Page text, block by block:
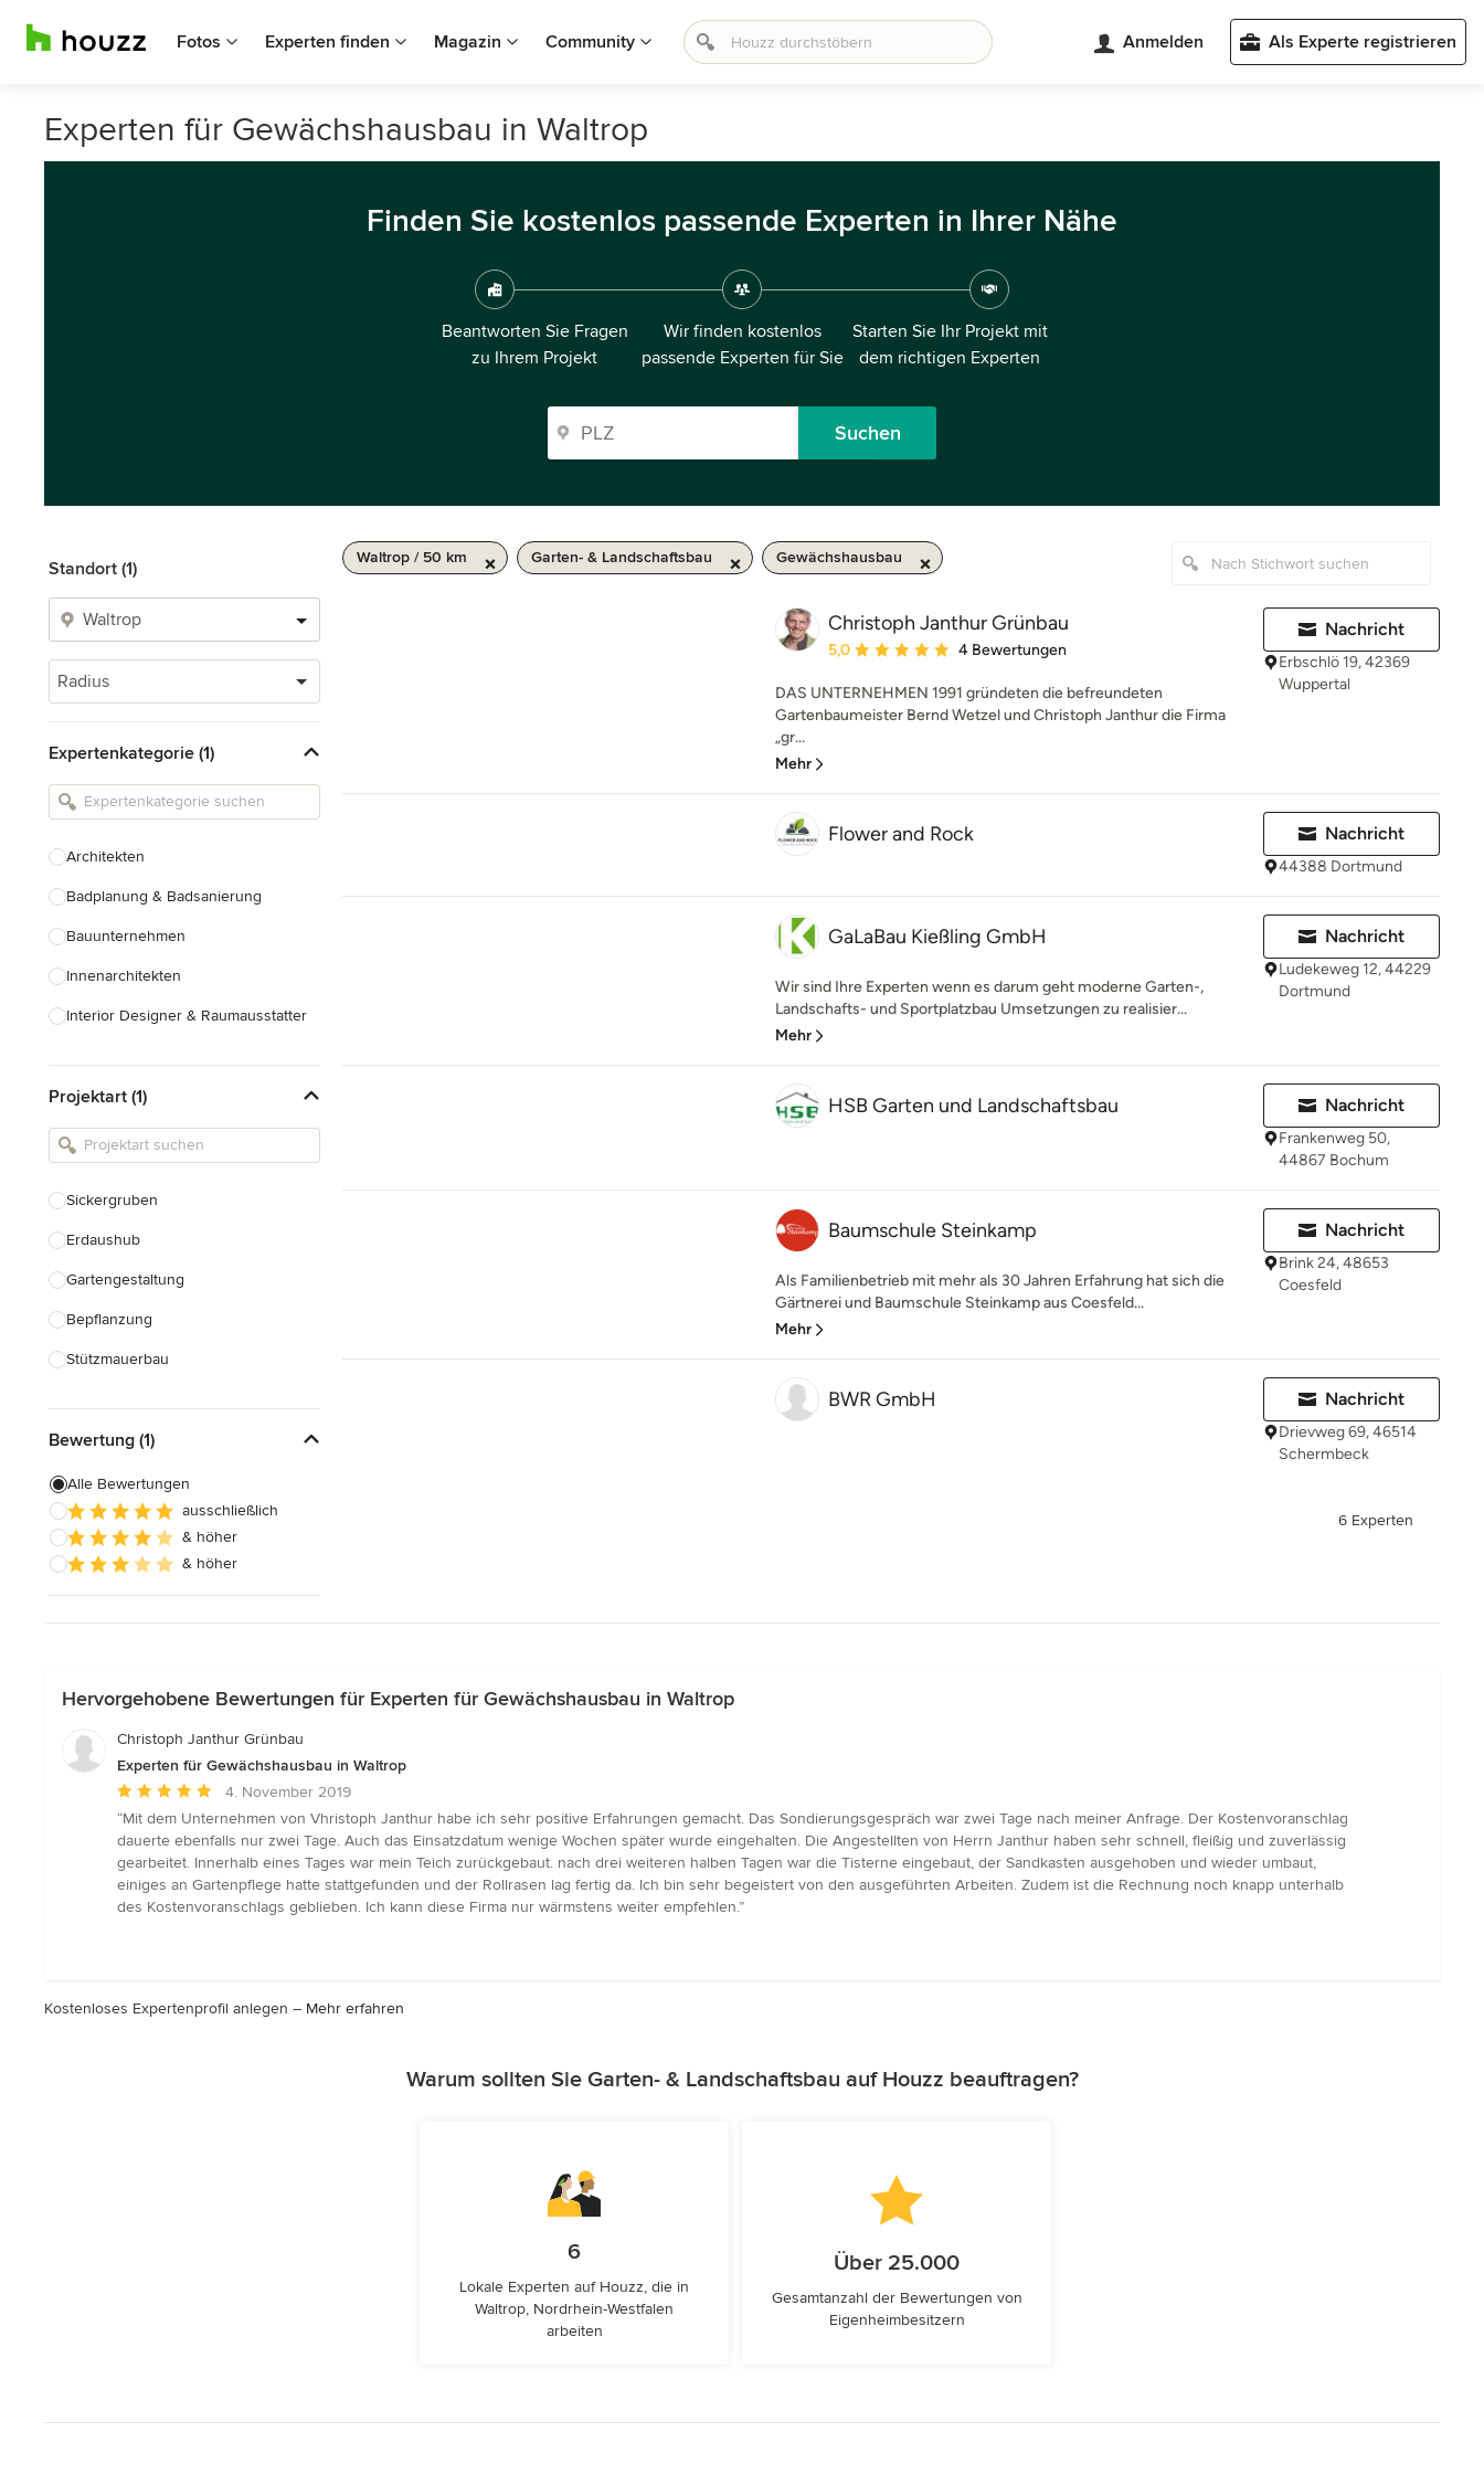
Fotos Experten finden Magazin Community Anmelden Als Experte registrieren
Experten für Gewächshausbau in Waltrop
Finden Sie kostenlos passende Experten in Ihrer Nähe
Beantworten Sie Fragen
zu Ihrem Projekt
Wir finden kostenlos
passende Experten für Sie
Starten Sie Ihr Projekt mit
dem richtigen Experten
Suchen
Standort (1)
Radius
Expertenkategorie (1)
Architekten
Badplanung & Badsanierung
Bauunternehmen
Innenarchitekten
Interior Designer & Raumausstatter
Landschaftsarchitekten
Armaturen & Sanitärbedarf
Einbauschränke
Projektart (1)
Sickergruben
Erdaushub
Gartengestaltung
Bepflanzung
Stützmauerbau
Gewächshausbau
Teichbau
Alle anzeigen
Bewertung (1)
Alle Bewertungen
ausschließlich
& höher
& höher
Waltrop / 50 km Garten- & Landschaftsbau Gewächshausbau
Christoph Janthur Grünbau
Durchschnittliche Bewertung: 5 von 5 Sternen
5,0 4 Bewertungen
DAS UNTERNEHMEN 1991 gründeten die befreundeten
Gartenbaumeister Bernd Wetzel und Christoph Janthur die Firma
„gr...
Mehr
Nachricht
Erbschlö 19, 42369
Wuppertal
Flower and Rock Nachricht
44388 Dortmund
GaLaBau Kießling GmbH
Wir sind Ihre Experten wenn es darum geht moderne Garten-,
Landschafts- und Sportplatzbau Umsetzungen zu realisier...
Mehr
Nachricht
Ludekeweg 12, 44229
Dortmund
HSB Garten und Landschaftsbau Nachricht
Frankenweg 50,
44867 Bochum
Baumschule Steinkamp
Als Familienbetrieb mit mehr als 30 Jahren Erfahrung hat sich die
Gärtnerei und Baumschule Steinkamp aus Coesfeld...
Mehr
Nachricht
Brink 24, 48653
Coesfeld
BWR GmbH Nachricht
Drievweg 69, 46514
Schermbeck
6 Experten
Hervorgehobene Bewertungen für Experten für Gewächshausbau in Waltrop
Christoph Janthur Grünbau
Experten für Gewächshausbau in Waltrop
Durchschnittliche
Bewertung:
5
von
5
Sternen
4. November 2019
“Mit dem Unternehmen von Vhristoph Janthur habe ich sehr positive Erfahrungen gemacht. Das Sondierungsgespräch war zwei Tage nach meiner Anfrage. Der Kostenvoranschlag
dauerte ebenfalls nur zwei Tage. Auch das Einsatzdatum wenige Wochen später wurde eingehalten. Die Angestellten von Herrn Janthur haben sehr schnell, fleißig und zuverlässig
gearbeitet. Innerhalb eines Tages war mein Teich zurückgebaut. nach drei weiteren halben Tagen war die Tisterne eingebaut, der Sandkasten ausgehoben und wieder umbaut,
einiges an Gartenpflege hatte stattgefunden und der Rollrasen lag fertig da. Ich bin sehr begeistert von den ausgeführten Arbeiten. Zudem ist die Rechnung noch knapp unterhalb
des Kostenvoranschlags geblieben. Ich kann diese Firma nur wärmstens weiter empfehlen.”
Kostenloses Expertenprofil anlegen – Mehr erfahren
Warum sollten Sie Garten- & Landschaftsbau auf Houzz beauftragen?
6
Lokale Experten auf Houzz, die in
Waltrop, Nordrhein-Westfalen
arbeiten
Über 25.000
Gesamtanzahl der Bewertungen von
Eigenheimbesitzern